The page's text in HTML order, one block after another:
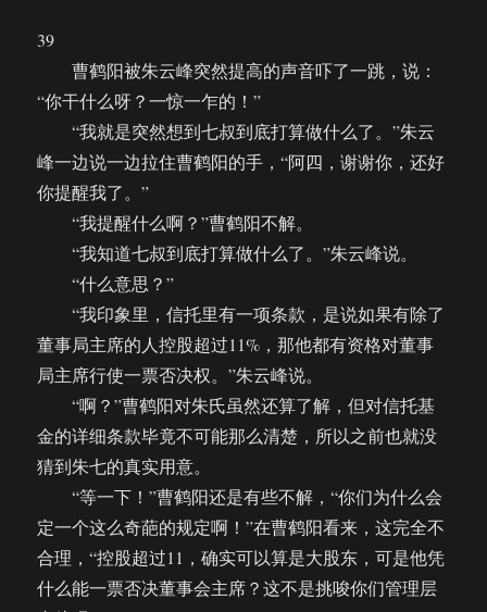
到
了！
（完）
39
曹鹤阳被朱云峰突然提高的声音吓了一跳，说：
“你干什么呀？一惊一乍的！”
“我就是突然想到七叔到底打算做什么了。”朱云
峰一边说一边拉住曹鹤阳的手，“阿四，谢谢你，还好
你提醒我了。”
“我提醒什么啊？”曹鹤阳不解。
“我知道七叔到底打算做什么了。”朱云峰说。
“什么意思？”
“我印象里，信托里有一项条款，是说如果有除了
董事局主席的人控股超过11%，那他都有资格对董事
局主席行使一票否决权。”朱云峰说。
“啊？”曹鹤阳对朱氏虽然还算了解，但对信托基
金的详细条款毕竟不可能那么清楚，所以之前也就没
猜到朱七的真实用意。
“等一下！”曹鹤阳还是有些不解，“你们为什么会
定一个这么奇葩的规定啊！”在曹鹤阳看来，这完全不
合理，“控股超过11，确实可以算是大股东，可是他凭
什么能一票否决董事会主席？这不是挑唆你们管理层